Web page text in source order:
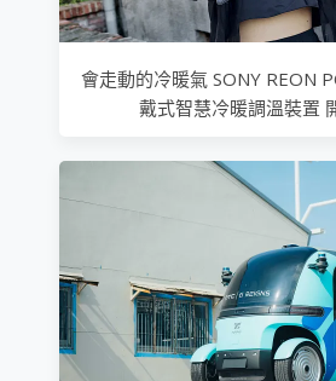
會走動的冷暖氣 SONY REON
戴式智慧冷暖調溫裝置